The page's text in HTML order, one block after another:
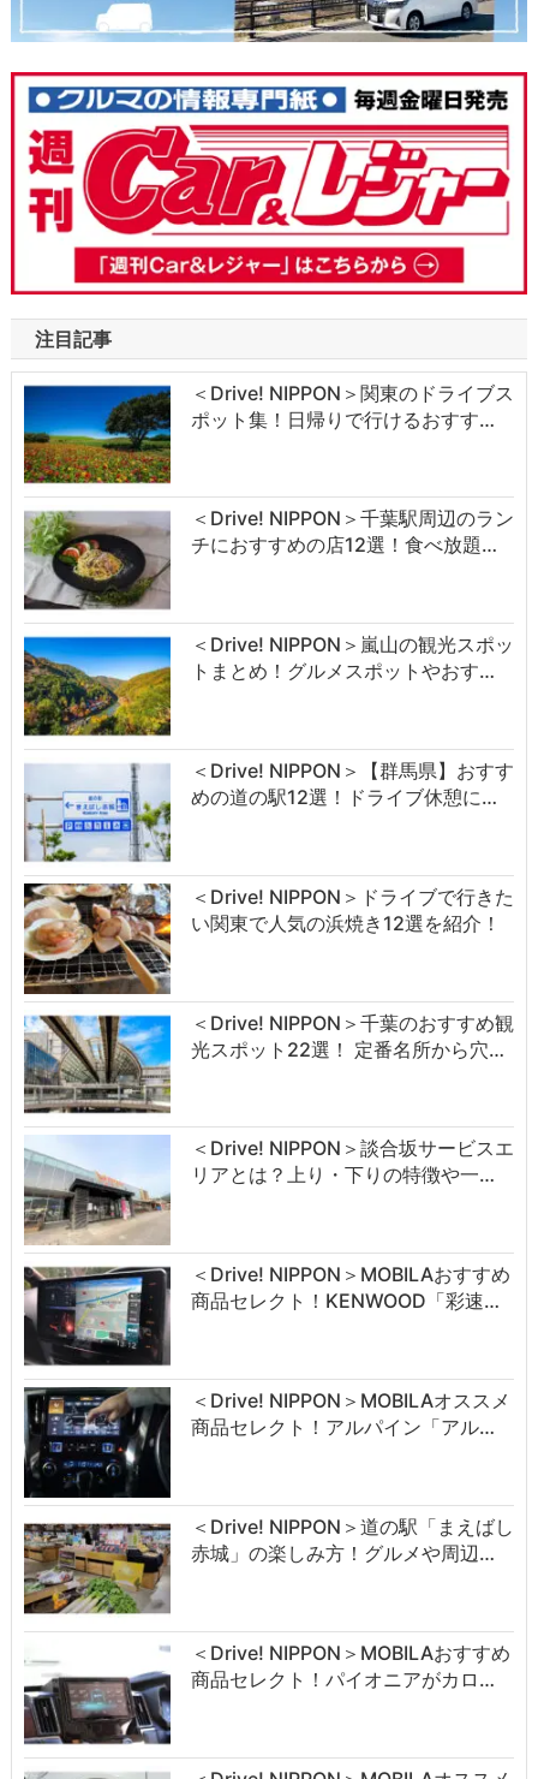
注目記事
＜Drive! NIPPON＞関東のドライブス
ポット集！日帰りで行けるおすす…
＜Drive! NIPPON＞千葉駅周辺のラン
チにおすすめの店12選！食べ放題…
＜Drive! NIPPON＞嵐山の観光スポッ
トまとめ！グルメスポットやおす…
＜Drive! NIPPON＞【群馬県】おすす
めの道の駅12選！ドライブ休憩に…
＜Drive! NIPPON＞ドライブで行きた
い関東で人気の浜焼き12選を紹介！
＜Drive! NIPPON＞千葉のおすすめ観
光スポット22選！ 定番名所から穴…
＜Drive! NIPPON＞談合坂サービスエ
リアとは？上り・下りの特徴や一…
＜Drive! NIPPON＞MOBILAおすすめ
商品セレクト！KENWOOD「彩速…
＜Drive! NIPPON＞MOBILAオススメ
商品セレクト！アルパイン「アル…
＜Drive! NIPPON＞道の駅「まえばし
赤城」の楽しみ方！グルメや周辺…
＜Drive! NIPPON＞MOBILAおすすめ
商品セレクト！パイオニアがカロ…